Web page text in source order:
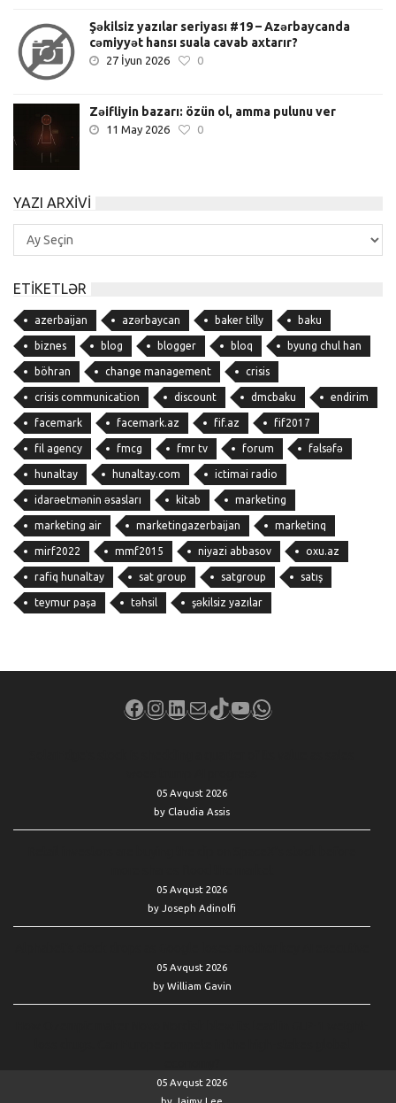
Şəkilsiz yazılar seriyası #19 – Azərbaycanda
cəmiyyət hansı suala cavab axtarır?
27 İyun 2026 0
Zəifliyin bazarı: özün ol, amma pulunu ver
11 May 2026 0
YAZI ARXIVI
Yazı
Arxivi
ETIKETLƏR
azerbaijan azərbaycan baker tilly baku
biznes blog blogger bloq byung chul han
böhran change management crisis
crisis communication discount dmcbaku endirim
facemark facemark.az fif.az fif2017
fil agency fmcg fmr tv forum fəlsəfə
hunaltay hunaltay.com ictimai radio
idarəetmənin əsasları kitab marketing
marketing air marketingazerbaijan marketinq
mirf2022 mmf2015 niyazi abbasov oxu.az
rafiq hunaltay sat group satgroup satış
teymur paşa təhsil şəkilsiz yazılar
Facebook
Instagram
LinkedIn
MailTikTok
YouTube
WhatsApp
05 Avqust 2026
by Claudia Assis
05 Avqust 2026
by Joseph Adinolfi
05 Avqust 2026
by William Gavin
05 Avqust 2026
by Jaimy Lee